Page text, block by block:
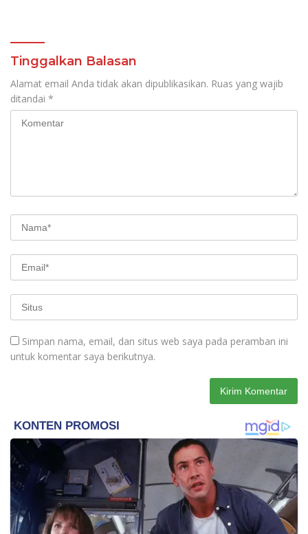
Tinggalkan Balasan
Alamat email Anda tidak akan dipublikasikan. Ruas yang wajib
ditandai *
Simpan nama, email, dan situs web saya pada peramban ini
untuk komentar saya berikutnya.